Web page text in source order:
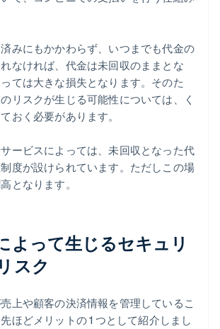
みにもかかわらず、いつまでも代金の
なければ、代金は未回収のままとな
ては大きな損失となります。そのた
リスクが生じる可能性については、く
おく必要があります。
ービスによっては、未回収となった代
度が設けられています。ただしこの場
となります。
よって生じるセキュリ
スク
上や顧客の決済情報を管理しているこ
ほどメリットの 1 つとして紹介しまし